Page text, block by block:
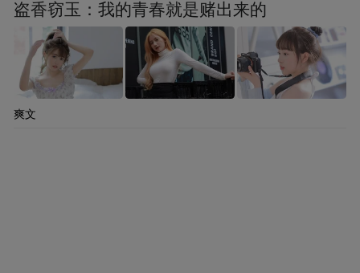
盗香窃玉：我的青春就是赌出来的
爽文